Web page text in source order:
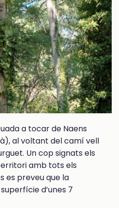
a tocar de Naens
al voltant del camí vell
Un cop signats els
amb tots els
es preveu que la
d’unes 7